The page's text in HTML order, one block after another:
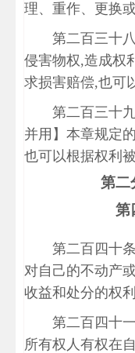
理、重作、更换
第二百三十
侵害物权,造成权
求损害赔偿,也可
第二百三十
并用】本章规定
也可以根据权利
第
第
第二百四十
对自己的不动产
收益和处分的权利
第二百四十
所有权人有权在